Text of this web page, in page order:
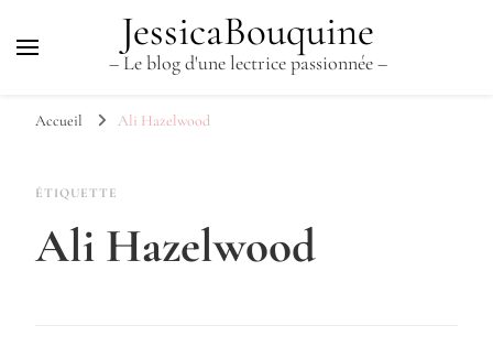
JessicaBouquine
– Le blog d'une lectrice passionnée –
Accueil Ali Hazelwood
ÉTIQUETTE
Ali Hazelwood